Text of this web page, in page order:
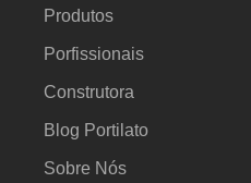
Produtos
Porfissionais
Construtora
Blog Portilato
Sobre Nós